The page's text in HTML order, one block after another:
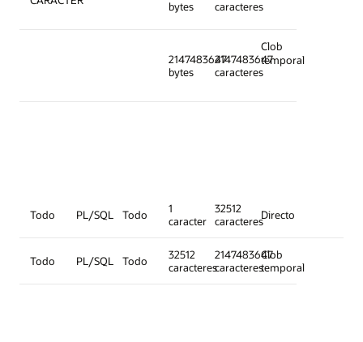
bytes
caracteres
2147483647
bytes
2147483647
caracteres
Clob
temporal
Todo PL/SQL Todo
1
caracter
32512
caracteresDirecto
Todo PL/SQL Todo
32512
caracteres
2147483647
caracteres
Clob
temporal